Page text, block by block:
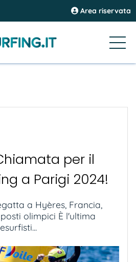
Area riservata
per il
a Parigi 2024!
a Hyères, Francia,
olimpici È l'ultima